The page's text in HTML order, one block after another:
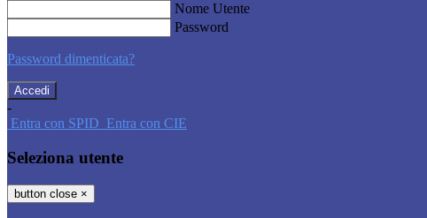
Nome Utente
Password
Password dimenticata?
-
Entra con SPID Entra con CIE
Seleziona utente
button close ×